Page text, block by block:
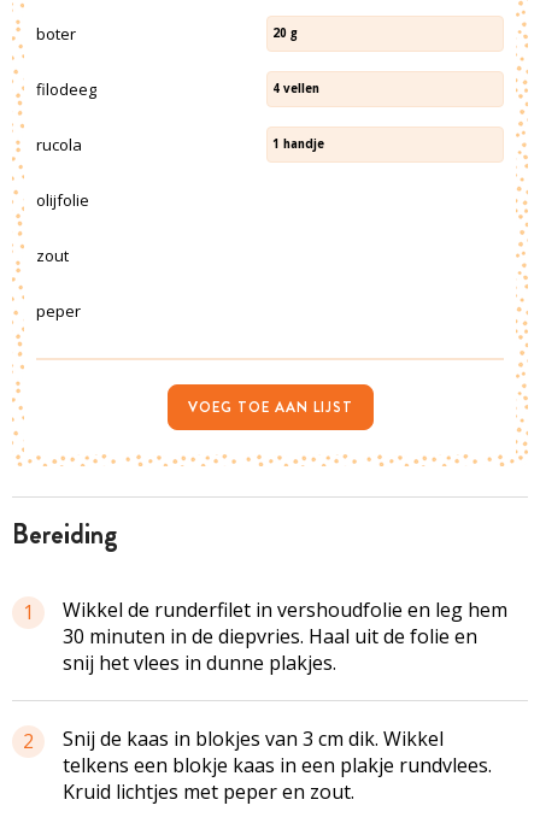
bereiding
1
Wikkel de runderfilet in vershoudfolie en leg hem
30 minuten in de diepvries. Haal uit de folie en
snij het vlees in dunne plakjes.
2
Snij de kaas in blokjes van 3 cm dik. Wikkel
telkens een blokje kaas in een plakje rundvlees.
Kruid lichtjes met peper en zout.
boter 20 g
filodeeg 4 vellen
rucola 1 handje
olijfolie
zout
peper
VOEG TOE AAN LIJST